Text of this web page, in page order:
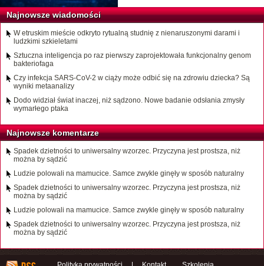
Najnowsze wiadomości
W etruskim mieście odkryto rytualną studnię z nienaruszonymi darami i
ludzkimi szkieletami
Sztuczna inteligencja po raz pierwszy zaprojektowała funkcjonalny genom
bakteriofaga
Czy infekcja SARS-CoV-2 w ciąży może odbić się na zdrowiu dziecka? Są
wyniki metaanalizy
Dodo widział świat inaczej, niż sądzono. Nowe badanie odsłania zmysły
wymarłego ptaka
Najnowsze komentarze
Spadek dzietności to uniwersalny wzorzec. Przyczyna jest prostsza, niż
można by sądzić
Ludzie polowali na mamucice. Samce zwykle ginęły w sposób naturalny
Spadek dzietności to uniwersalny wzorzec. Przyczyna jest prostsza, niż
można by sądzić
Ludzie polowali na mamucice. Samce zwykle ginęły w sposób naturalny
Spadek dzietności to uniwersalny wzorzec. Przyczyna jest prostsza, niż
można by sądzić